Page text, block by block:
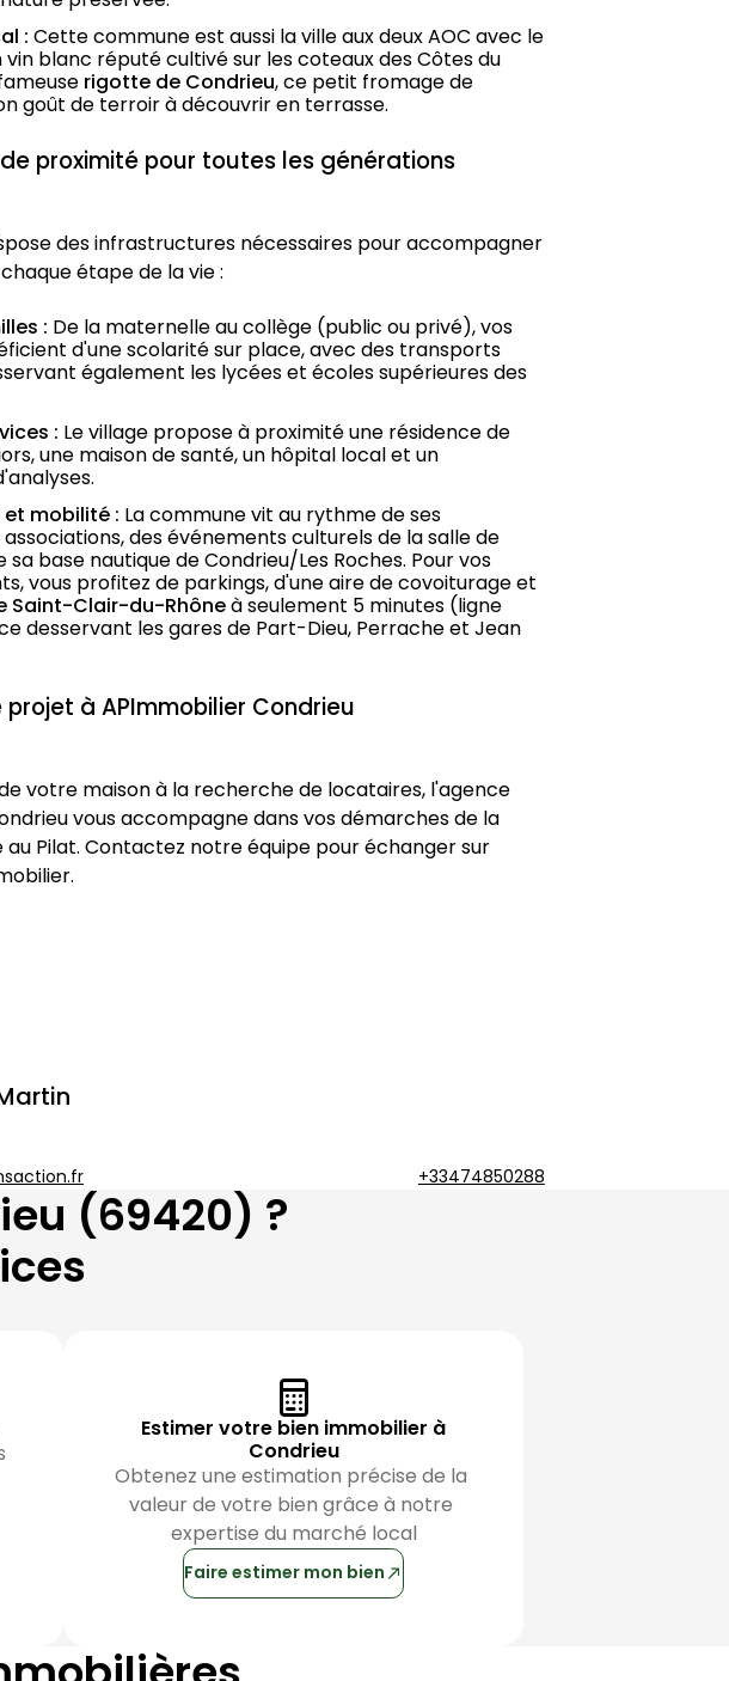
:
Cette commune est aussi la ville aux deux AOC avec le
vin blanc réputé cultivé sur les coteaux des Côtes du
rigotte de Condrieu, ce petit fromage de
goût de terroir à découvrir en terrasse.
proximité pour toutes les générations
des infrastructures nécessaires pour accompagner
étape de la vie :
: De la maternelle au collège (public ou privé), vos
d'une scolarité sur place, avec des transports
également les lycées et écoles supérieures des
: Le village propose à proximité une résidence de
une maison de santé, un hôpital local et un
mobilité : La commune vit au rythme de ses
des événements culturels de la salle de
sa base nautique de Condrieu/Les Roches. Pour vos
vous profitez de parkings, d'une aire de covoiturage et
Saint-Clair-du-Rhône à seulement 5 minutes (ligne
desservant les gares de Part-Dieu, Perrache et Jean
à APImmobilier Condrieu
votre maison à la recherche de locataires, l'agence
vous accompagne dans vos démarches de la
au Pilat. Contactez notre équipe pour échanger sur
+33474850288
(69420) ?
Estimer votre bien immobilier à
Condrieu
Obtenez une estimation précise de la
valeur de votre bien grâce à notre
expertise du marché local
Faire estimer mon bien